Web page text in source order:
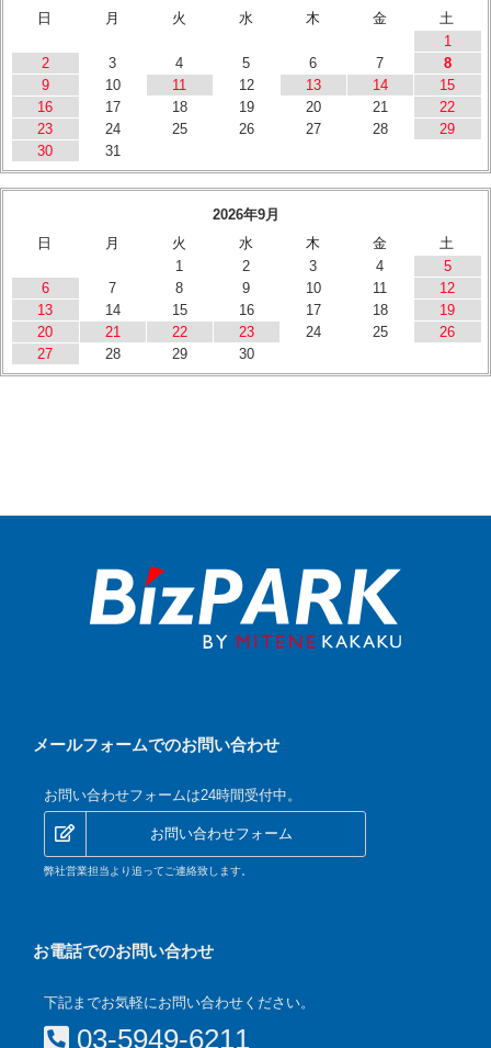
日
月 火 水 木 金
土
1
2
3 4 5 6 7
8
9
10 11 12 13 14
15
16
17 18 19 20 21
22
23
24 25 26 27 28
29
30
31
2026年9月
日
月 火 水 木 金
土
1
2 3 4
5
6
7 8 9 10 11
12
13
14 15 16 17 18
19
20
21 22 23 24 25
26
27
28 29 30
メールフォームでのお問い合わせ
お問い合わせフォームは24時間受付中。
お問い合わせフォーム
弊社営業担当より追ってご連絡致します。
お電話でのお問い合わせ
下記までお気軽にお問い合わせください。
03-5949-6211